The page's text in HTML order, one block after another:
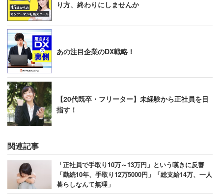
り方、終わりにしませんか
あの注目企業のDX戦略！
【20代既卒・フリーター】未経験から正社員を目
指す！
関連記事
「正社員で手取り10万～13万円」という嘆きに反響
「勤続10年、手取り12万5000円」「総支給14万、一人
暮らしなんて無理」